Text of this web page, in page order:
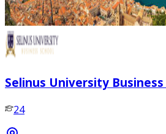
Selinus University Business
24